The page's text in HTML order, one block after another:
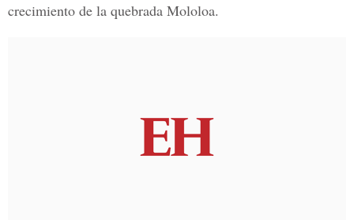
crecimiento de la quebrada Mololoa.